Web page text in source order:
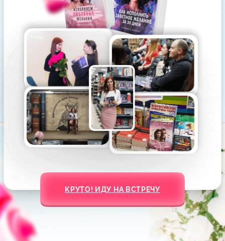
Уже в течение 35 дней
вы сможете растопить лед
в ваших отношениях.
Но у многих девушек
изменения начинаются
гораздо раньше: мужчина
выходит на связь, дарит
цветы, просит прощения,
инициирует встречу…
Этот метод работает даже
в самых сложных, на первый
взгляд безнадежных случаях.
При этом вам не нужно
контактировать с мужчиной.
Вы будете работать
со своим состоянием,
с желаниями, использовать
закон притяжения и закон
зеркала. В результате
практик мужчина сам выйдет
на связь и захочет быть
с вами.
ВАШИ ПОДАРКИ ГОТОВЫ
на мастер-классе!
“
Листай вправо